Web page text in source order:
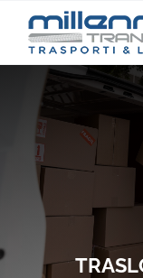
Salta
contenuto